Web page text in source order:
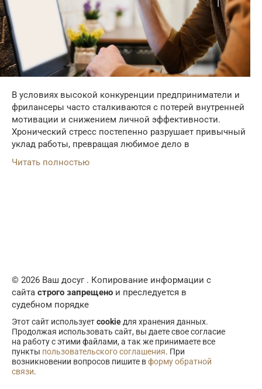
В условиях высокой конкуренции предприниматели и
фрилансеры часто сталкиваются с потерей внутренней
мотивации и снижением личной эффективности.
Хронический стресс постепенно разрушает привычный
уклад работы, превращая любимое дело в
Читать полностью
© 2026 Ваш досуг . Копирование информации с
сайта строго запрещено и преследуется в
судебном порядке
Этот сайт используетcookie для хранения данных.
Продолжая использовать сайт, вы даете свое согласие
на работу с этими файлами, а так же принимаете все
пункты пользовательского соглашения. При
возникновении вопросов пишите вформу обратной
связи.